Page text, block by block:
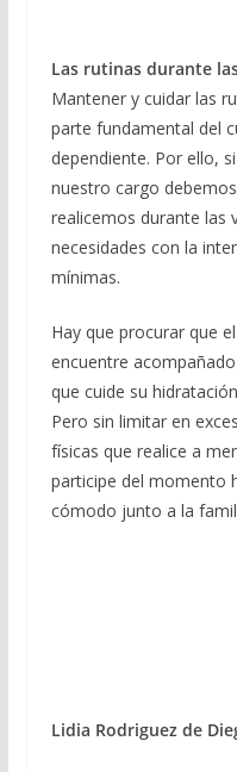
Las rutinas durante
Mantener y cuidar las
parte fundamental del
dependiente. Por ello,
nuestro cargo
realicemos durante las
necesidades con la
mínimas.
Hay que procurar que
encuentre
que cuide su
Pero sin limitar en
físicas que realice a
participe del momento
cómodo junto a la
Lidia Rodriguez de